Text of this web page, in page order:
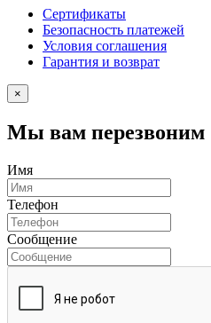
Сертификаты
Безопасность платежей
Условия соглашения
Гарантия и возврат
×
Мы вам перезвоним
Имя
Телефон
Сообщение